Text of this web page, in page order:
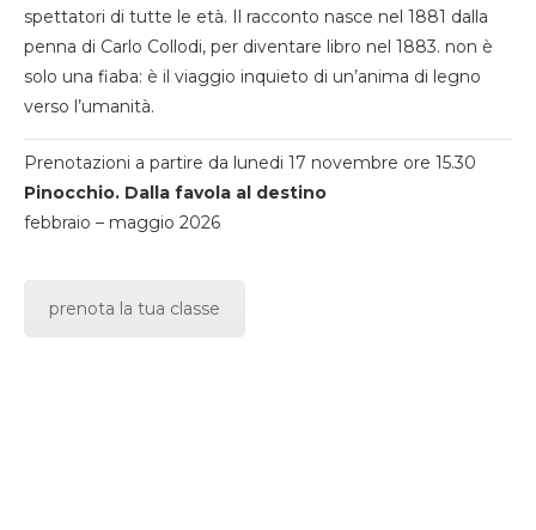
spettatori di tutte le età. Il racconto nasce nel 1881 dalla
penna di Carlo Collodi, per diventare libro nel 1883. non è
solo una fiaba: è il viaggio inquieto di un’anima di legno
verso l’umanità.
Prenotazioni a partire da lunedi 17 novembre ore 15.30
Pinocchio. Dalla favola al destino
febbraio – maggio 2026
prenota la tua classe